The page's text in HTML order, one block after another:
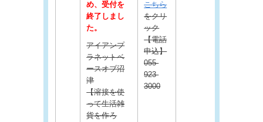
め、受付を
終了しまし
た。
アイアンプ
ラネットベ
ースオブ沼
津
【溶接を使
って生活雑
貨を作ろ
こちら
をクリ
ック
【電話
申込】
055-
923-
3000